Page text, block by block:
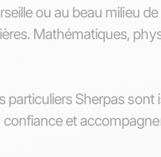
ou au beau milieu
Mathématiques,
particuliers Sherpas
et